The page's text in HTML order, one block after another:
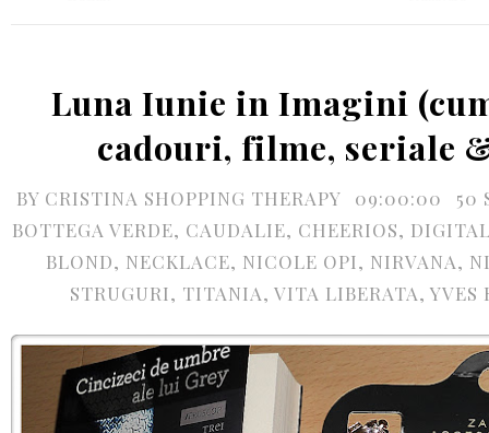
Luna Iunie in Imagini
cadouri, filme, seriale
BY CRISTINA SHOPPING THERAPY 09:00:00
50
BOTTEGA VERDE, CAUDALIE, CHEERIOS,
BLOND, NECKLACE, NICOLE OPI, NIRVANA,
STRUGURI, TITANIA, VITA LIBERATA, YVES